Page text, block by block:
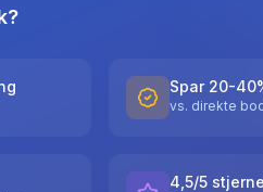
Spar 20-
vs. direkte
4,5/5